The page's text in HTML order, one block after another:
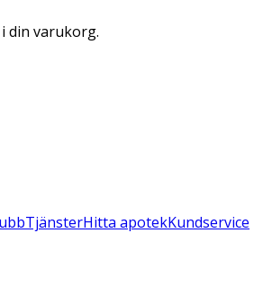
din varukorg.
TjänsterHitta apotekKundservice